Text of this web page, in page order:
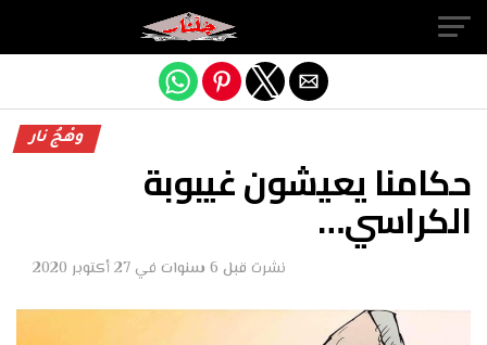
وهْجُ نار
حكامنا يعيشون غيبوبة
الكراسي…
نشرت قبل 6 سنوات في 27 أكتوبر 2020
Exit mobile version